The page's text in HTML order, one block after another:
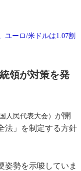
ユーロ/米ドルは1.07割
領が対策を発
人民代表大会） が開
法」を制定する方針
勢を示唆していま